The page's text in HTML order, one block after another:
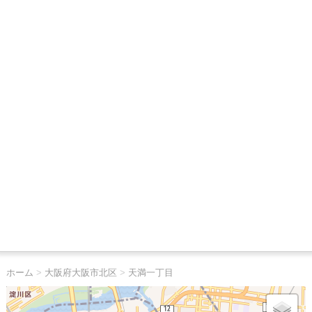
ホーム > 大阪府大阪市北区 > 天満一丁目